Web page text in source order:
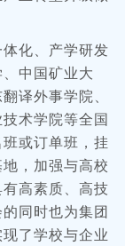
化、产学研发
中国矿业大
译外事学院、
术学院等全国
或订单班，挂
，加强与高校
高素质、高技
同时也为集团
了学校与企业